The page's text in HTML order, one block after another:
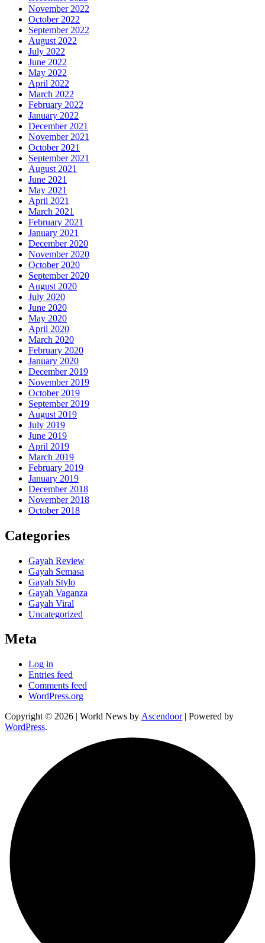
November 2022
October 2022
September 2022
August 2022
July 2022
June 2022
May 2022
April 2022
March 2022
February 2022
January 2022
December 2021
November 2021
October 2021
September 2021
August 2021
June 2021
May 2021
April 2021
March 2021
February 2021
January 2021
December 2020
November 2020
October 2020
September 2020
August 2020
July 2020
June 2020
May 2020
April 2020
March 2020
February 2020
January 2020
December 2019
November 2019
October 2019
September 2019
August 2019
July 2019
June 2019
April 2019
March 2019
February 2019
January 2019
December 2018
November 2018
October 2018
Categories
Gayah Review
Gayah Semasa
Gayah Stylo
Gayah Vaganza
Gayah Viral
Uncategorized
Meta
Log in
Entries feed
Comments feed
WordPress.org
Copyright © 2026 | World News by Ascendoor| Powered by
WordPress.